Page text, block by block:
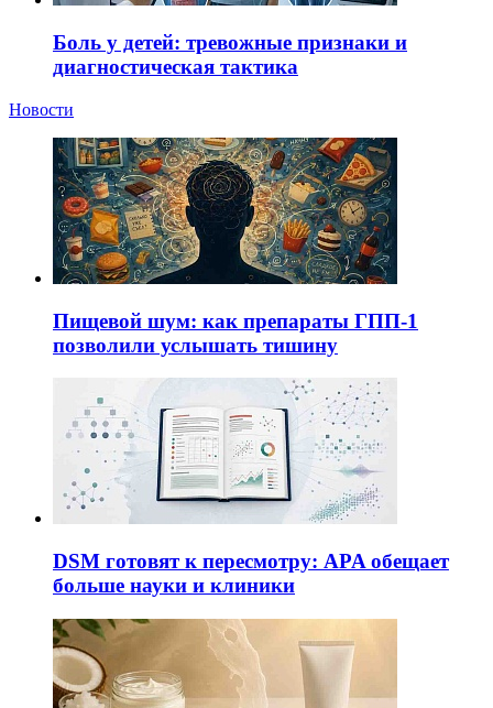
Боль у детей: тревожные признаки и
диагностическая тактика
Новости
Пищевой шум: как препараты ГПП-1
позволили услышать тишину
DSM готовят к пересмотру: APA обещает
больше науки и клиники